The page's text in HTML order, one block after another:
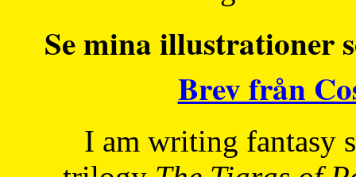
Se mina illustrationer
Brev från
I am writing fantasy